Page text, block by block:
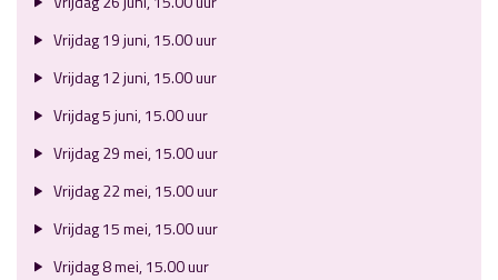
Vrijdag 19 juni, 15.00 uur
Vrijdag 12 juni, 15.00 uur
Vrijdag 5 juni, 15.00 uur
Vrijdag 29 mei, 15.00 uur
Vrijdag 22 mei, 15.00 uur
Vrijdag 15 mei, 15.00 uur
Vrijdag 8 mei, 15.00 uur